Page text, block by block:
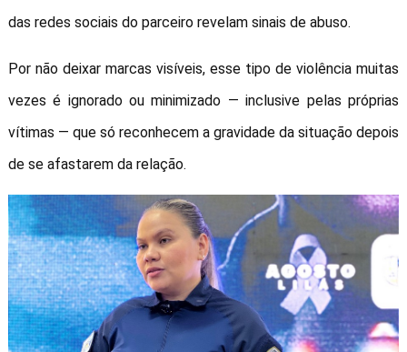
das redes sociais do parceiro revelam sinais de abuso.
Por não deixar marcas visíveis, esse tipo de violência muitas
vezes é ignorado ou minimizado — inclusive pelas próprias
vítimas — que só reconhecem a gravidade da situação depois
de se afastarem da relação.